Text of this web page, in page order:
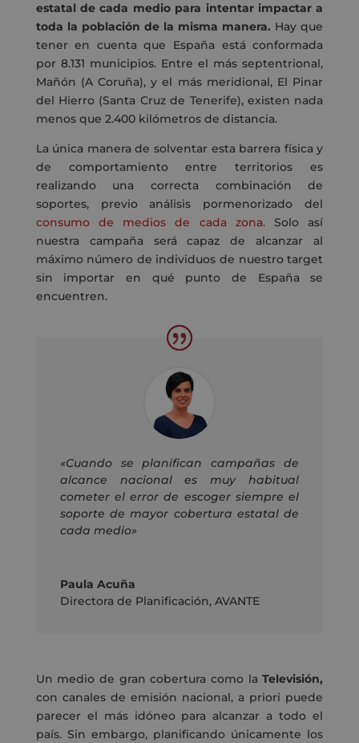
estatal de cada medio para intentar impactar a
toda la población de la misma manera. Hay que
tener en cuenta que España está conformada
por 8.131 municipios. Entre el más septentrional,
Mañón (A Coruña), y el más meridional, El Pinar
del Hierro (Santa Cruz de Tenerife), existen nada
menos que 2.400 kilómetros de distancia.
La única manera de solventar esta barrera física y
de comportamiento entre territorios es
realizando una correcta combinación de
soportes, previo análisis pormenorizado del
consumo de medios de cada zona.Solo así
nuestra campaña será capaz de alcanzar al
máximo número de individuos de nuestro target
sin importar en qué punto de España se
encuentren.
«Cuando se planifican campañas de
alcance nacional es muy habitual
cometer el error de escoger siempre el
soporte de mayor cobertura estatal de
cada medio»
Paula Acuña
Directora de Planificación, AVANTE
Un medio de gran cobertura como laTelevisión,
con canales de emisión nacional, a priori puede
parecer el más idóneo para alcanzar a todo el
país. Sin embargo, planificando únicamente los